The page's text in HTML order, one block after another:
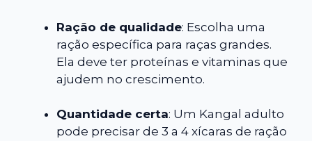
Ração de qualidade: Escolha uma
ração específica para raças grandes.
Ela deve ter proteínas e vitaminas que
ajudem no crescimento.
Quantidade certa: Um Kangal adulto
pode precisar de 3 a 4 xícaras de ração